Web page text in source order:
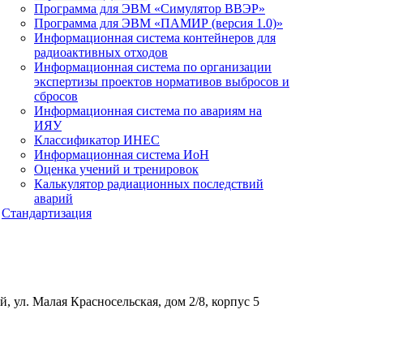
Программа для ЭВМ «Симулятор ВВЭР»
Программа для ЭВМ «ПАМИР (версия 1.0)»
Информационная система контейнеров для
радиоактивных отходов
Информационная система по организации
экспертизы проектов нормативов выбросов и
сбросов
Информационная система по авариям на
ИЯУ
Классификатор ИНЕС
Информационная система ИоН
Оценка учений и тренировок
Калькулятор радиационных последствий
аварий
Стандартизация
ул. Малая Красносельская, дом 2/8, корпус 5